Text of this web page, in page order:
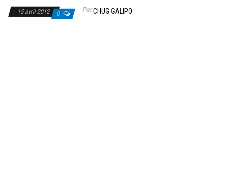
15 avril 2012 0 ParCHUG GALIPO